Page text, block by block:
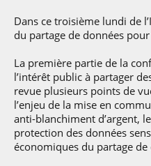
Dans ce troisième lundi de
du partage de données pour
La première partie de la
l’intérêt public à partager
revue plusieurs points de
l’enjeu de la mise en
anti-blanchiment d’argent,
protection des données
économiques du partage de